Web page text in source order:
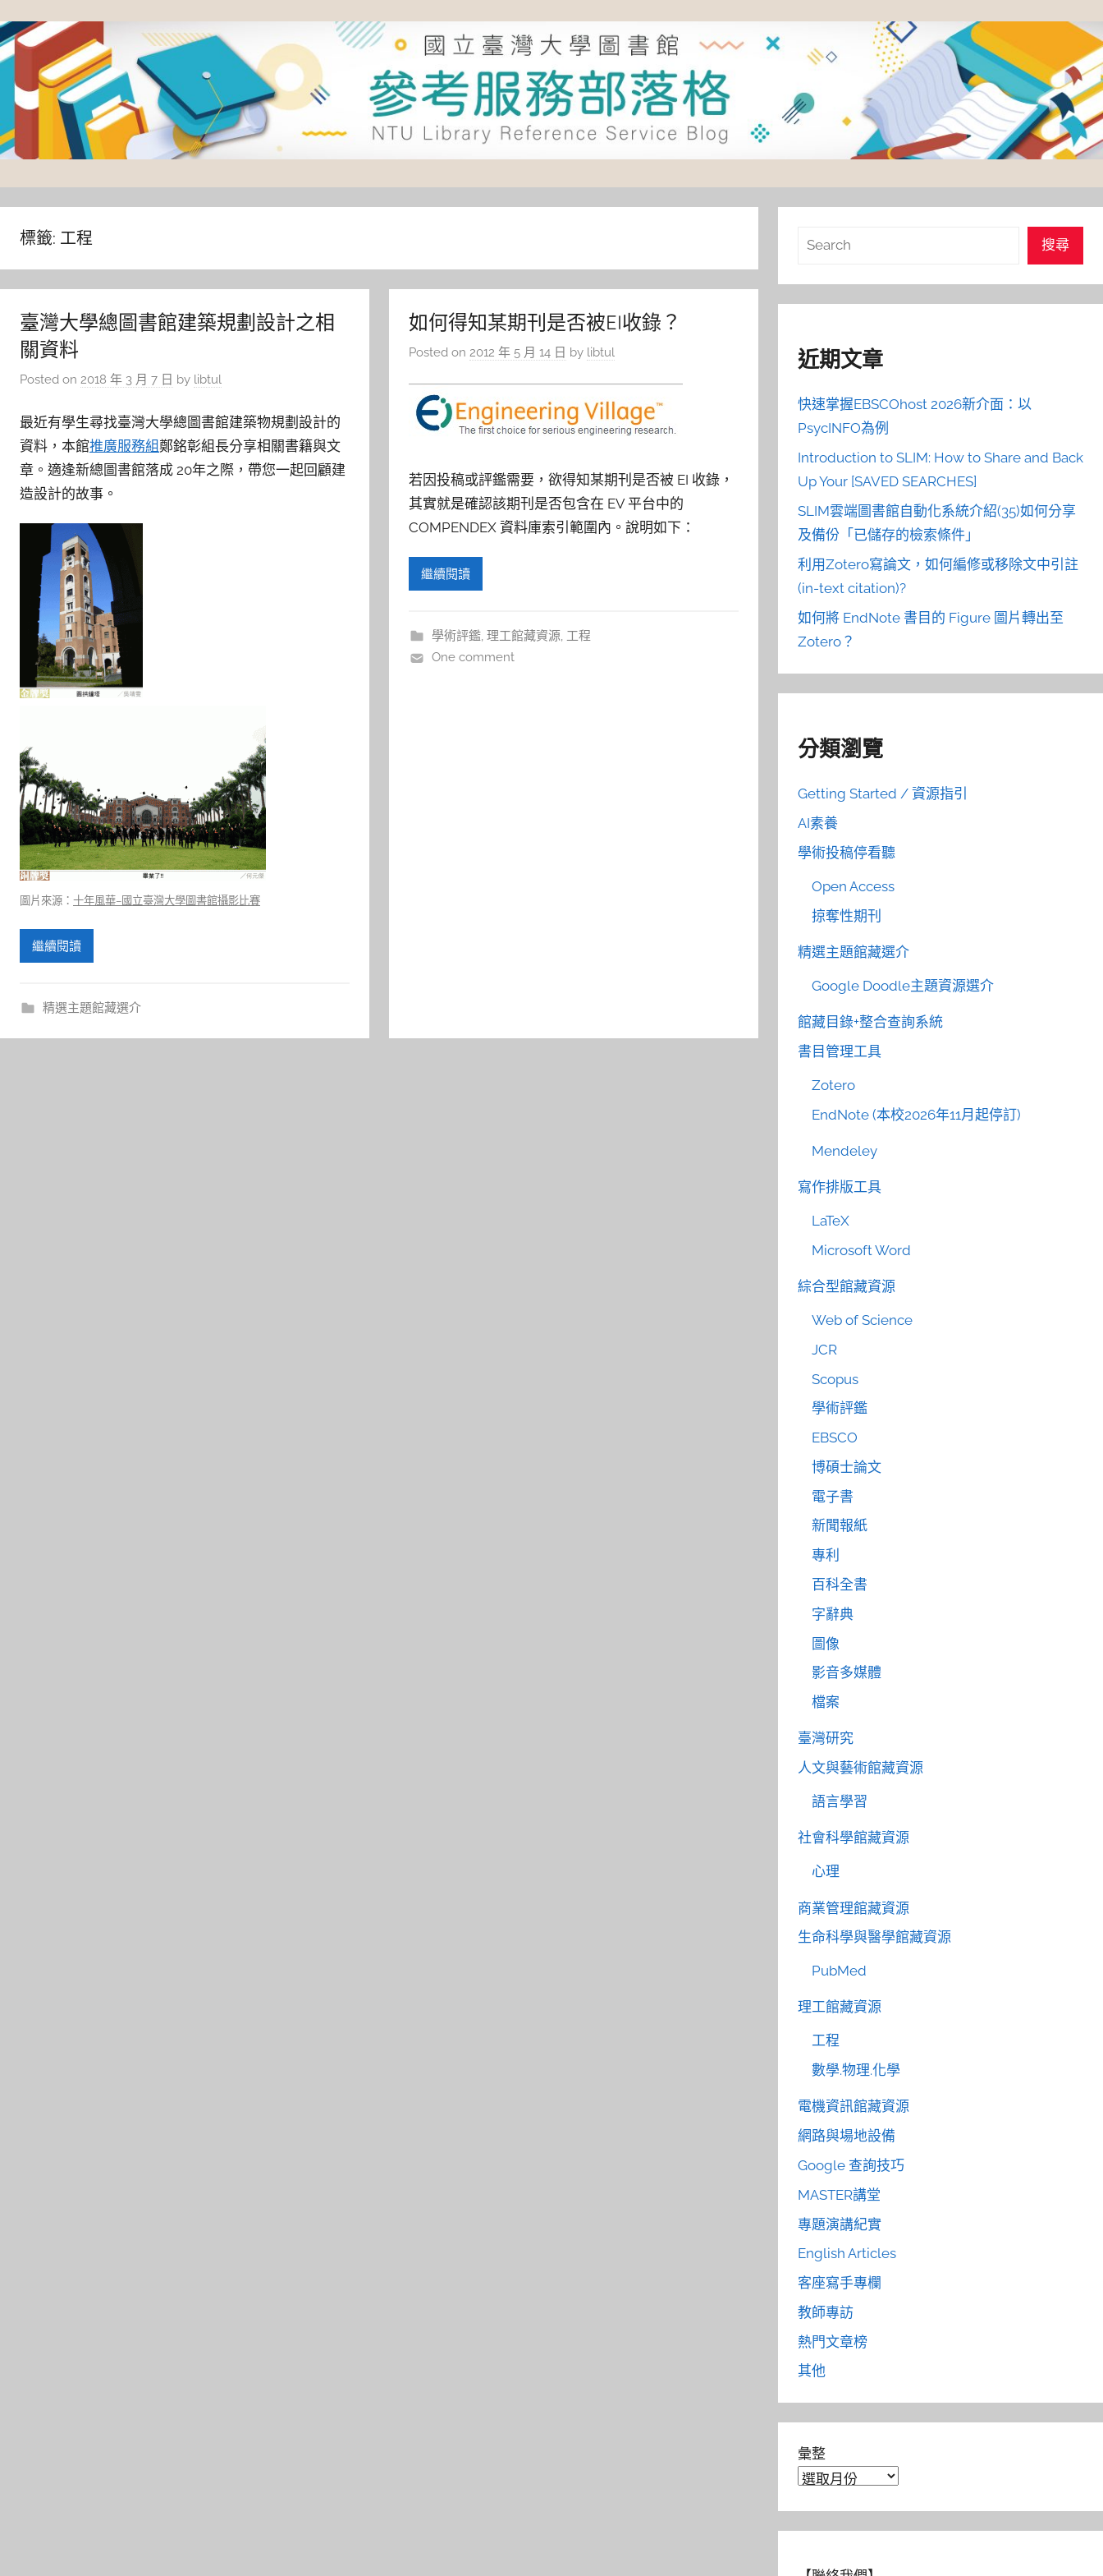
to
content
灣
圖
標籤: 工程
臺灣大學總圖書館建築規劃設計之相
關資料
Posted on 2018 年 3 月 7 日 by libtul
最近有學生尋找臺灣大學總圖書館建築物規劃設計的
資料，本館推廣服務組鄭銘彰組長分享相關書籍與文
章。適逢新總圖書館落成 20年之際，帶您一起回顧建
造設計的故事。
圖片來源： 十年風華–國立臺灣大學圖書館攝影比賽
繼續閱讀
精選主題館藏選介
如何得知某期刊是否被EI收錄？
Posted on 2012 年 5 月 14 日 by libtul
若因投稿或評鑑需要，欲得知某期刊是否被 EI 收錄，
其實就是確認該期刊是否包含在 EV 平台中的
COMPENDEX 資料庫索引範圍內。說明如下：
繼續閱讀
學術評鑑, 理工館藏資源, 工程
One comment
搜
搜尋
近期文章
快速掌握EBSCOhost 2026新介面：以
PsycINFO為例
Introduction to SLIM: How to Share and Back
Up Your [SAVED SEARCHES]
SLIM雲端圖書館自動化系統介紹(35)如何分享
及備份「已儲存的檢索條件」
利用Zotero寫論文，如何編修或移除文中引註
(in-text citation)?
如何將 EndNote 書目的 Figure 圖片轉出至
Zotero？
分類瀏覽
Getting Started / 資源指引
AI素養
學術投稿停看聽
Open Access
掠奪性期刊
精選主題館藏選介
Google Doodle主題資源選介
館藏目錄+整合查詢系統
書目管理工具
Zotero
EndNote (本校2026年11月起停訂)
Mendeley
寫作排版工具
LaTeX
Microsoft Word
綜合型館藏資源
Web of Science
JCR
Scopus
學術評鑑
EBSCO
博碩士論文
電子書
新聞報紙
專利
百科全書
字辭典
圖像
影音多媒體
檔案
臺灣研究
人文與藝術館藏資源
語言學習
社會科學館藏資源
心理
商業管理館藏資源
生命科學與醫學館藏資源
PubMed
理工館藏資源
工程
數學.物理.化學
電機資訊館藏資源
網路與場地設備
Google 查詢技巧
MASTER講堂
專題演講紀實
English Articles
客座寫手專欄
教師專訪
熱門文章榜
其他
彙整